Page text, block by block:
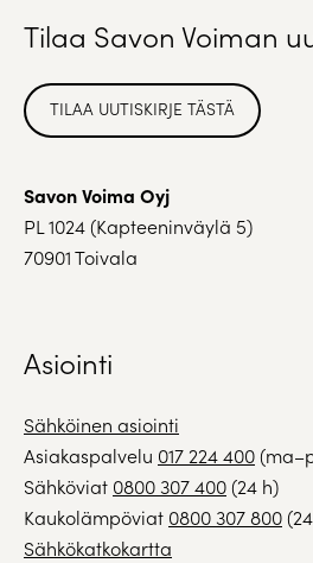
Tilaa Savon Voiman
TILAA UUTISKIRJE TÄSTÄ
Savon Voima Oyj
PL 1024 (Kapteeninväylä 5)
70901 Toivala
Asiointi
Sähköinen asiointi
Asiakaspalvelu 017 224 400
Sähköviat 0800 307 400(24 h)
Kaukolämpöviat 0800 307 800
Sähkökatkokartta